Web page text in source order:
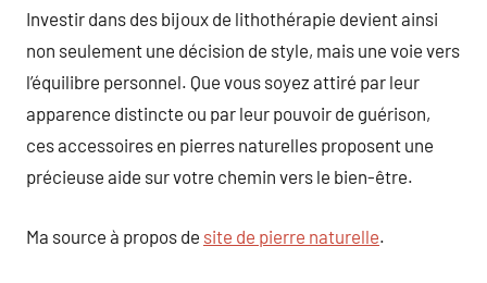
Investir dans des bijoux de lithothérapie devient ainsi
non seulement une décision de style, mais une voie vers
l’équilibre personnel. Que vous soyez attiré par leur
apparence distincte ou par leur pouvoir de guérison,
ces accessoires en pierres naturelles proposent une
précieuse aide sur votre chemin vers le bien-être.
Ma source à propos de site de pierre naturelle.